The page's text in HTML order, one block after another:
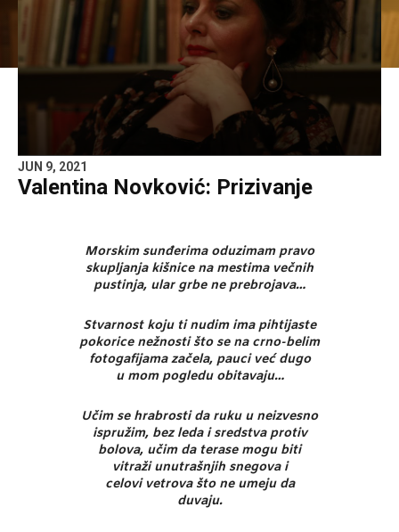
JUN 9, 2021
Valentina Novković: Prizivanje
Morskim sunđerima oduzimam pravo
skupljanja kišnice na mestima večnih
pustinja, ular grbe ne prebrojava…
Stvarnost koju ti nudim ima pihtijaste
pokorice nežnosti što se na crno-belim
fotogafijama začela, pauci već dugo
u mom pogledu obitavaju…
Učim se hrabrosti da ruku u neizvesno
ispružim, bez leda i sredstva protiv
bolova, učim da terase mogu biti
vitraži unutrašnjih snegova i
celovi vetrova što ne umeju da
duvaju.